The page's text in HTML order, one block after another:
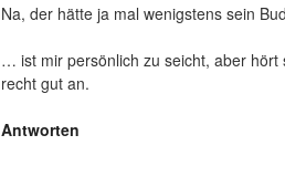
Na, der hätte ja mal wenigstens sein
… ist mir persönlich zu seicht, aber
recht gut an.
Antworten